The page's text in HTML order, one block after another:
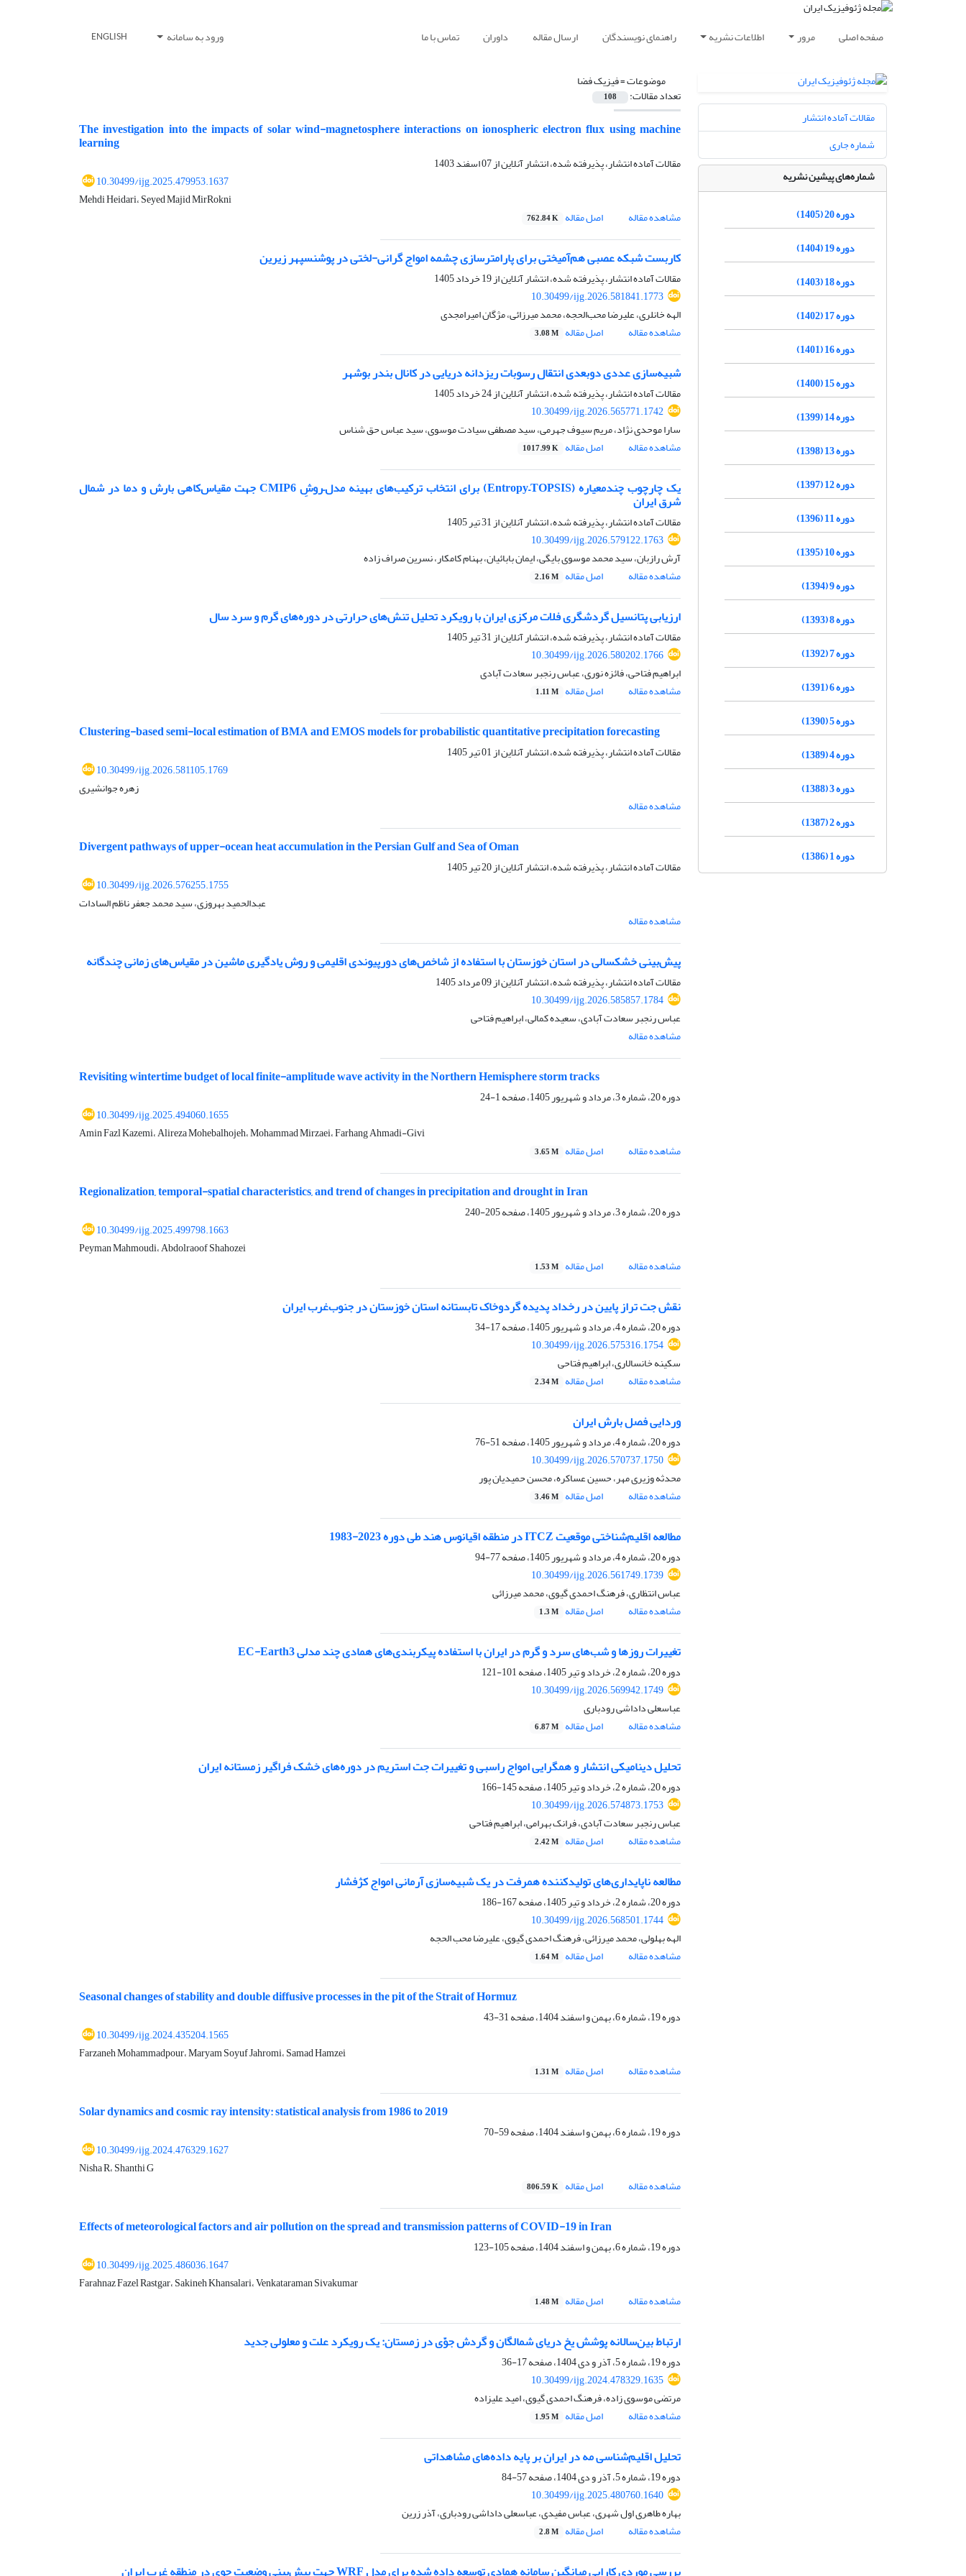
صفحه اصلی مرور اطلاعات نشریه راهنمای نویسندگان ارسال مقاله داوران تماس با ما ورود به سامانه ENGLISH
موضوعات =فیزیک فضا
تعداد مقالات: 108
The investigation into the impacts of solar wind-magnetosphere interactions on ionospheric electron flux using machine
learning
مقالات آماده انتشار، پذیرفته شده، انتشار آنلاین از07 اسفند 1403
10.30499/ijg.2025.479953.1637
Mehdi Heidari، Seyed Majid MirRokni
مشاهده مقاله
اصل مقاله 762.84 K
کاربست شبکه عصبی هم‌آمیختی برای پارامترسازی چشمه امواج گرانی-لختی در پوشن‎سپهر زیرین
مقالات آماده انتشار، پذیرفته شده، انتشار آنلاین از19 خرداد 1405
10.30499/ijg.2026.581841.1773
الهه خانلری، علیرضا محب‌الحجه، محمد میرزائی، مژگان امیرامجدی
مشاهده مقاله
اصل مقاله 3.08 M
شبیه‌سازی عددی دوبعدی انتقال رسوبات ریزدانه دریایی در کانال بندر بوشهر
مقالات آماده انتشار، پذیرفته شده، انتشار آنلاین از24 خرداد 1405
10.30499/ijg.2026.565771.1742
سارا موحدی نژاد، مریم سیوف جهرمی، سید مصطفی سیادت موسوی، سید عباس حق شناس
مشاهده مقاله
اصل مقاله 1017.99 K
یک چارچوب چندمعیاره (Entropy–TOPSIS) برای انتخاب ترکیب‌های بهینه مدل–روشِ CMIP6 جهت مقیاس‌کاهی بارش و دما در شمال
شرق ایران
مقالات آماده انتشار، پذیرفته شده، انتشار آنلاین از31 تیر 1405
10.30499/ijg.2026.579122.1763
آرش رازبان، سید محمد موسوی بایگی، ایمان بابائیان، بهنام کامکار، نسرین صراف زاده
مشاهده مقاله
اصل مقاله 2.16 M
ارزیابی پتانسیل گردشگری فلات مرکزی ایران با رویکرد تحلیل تنش‌های حرارتی در دوره‌های گرم و سرد سال
مقالات آماده انتشار، پذیرفته شده، انتشار آنلاین از31 تیر 1405
10.30499/ijg.2026.580202.1766
ابراهیم فتاحی، فائزه نوری، عباس رنجبر سعادت آبادی
مشاهده مقاله
اصل مقاله 1.11 M
Clustering-based semi-local estimation of BMA and EMOS models for probabilistic quantitative precipitation forecasting
مقالات آماده انتشار، پذیرفته شده، انتشار آنلاین از01 تیر 1405
10.30499/ijg.2026.581105.1769
زهره جوانشیری
مشاهده مقاله
Divergent pathways of upper-ocean heat accumulation in the Persian Gulf and Sea of Oman
مقالات آماده انتشار، پذیرفته شده، انتشار آنلاین از20 تیر 1405
10.30499/ijg.2026.576255.1755
عبدالحمید بهروزی، سید محمد جعفر ناظم السادات
مشاهده مقاله
پیش‌بینی خشکسالی در استان خوزستان با استفاده از شاخص‌های دورپیوندی اقلیمی و روش یادگیری ماشین در مقیاس‌های زمانی چندگانه
مقالات آماده انتشار، پذیرفته شده، انتشار آنلاین از09 مرداد 1405
10.30499/ijg.2026.585857.1784
عباس رنجبر سعادت آبادی، سعیده کمالی، ابراهیم فتاحی
مشاهده مقاله
Revisiting wintertime budget of local finite-amplitude wave activity in the Northern Hemisphere storm tracks
دوره 20، شماره 3، مرداد و شهریور 1405، صفحه
1-24
10.30499/ijg.2025.494060.1655
Amin Fazl Kazemi، Alireza Mohebalhojeh، Mohammad Mirzaei، Farhang Ahmadi-Givi
مشاهده مقاله
اصل مقاله 3.65 M
Regionalization, temporal-spatial characteristics, and trend of changes in precipitation and drought in Iran
دوره 20، شماره 3، مرداد و شهریور 1405، صفحه
205-240
10.30499/ijg.2025.499798.1663
Peyman Mahmoudi، Abdolraoof Shahozei
مشاهده مقاله
اصل مقاله 1.53 M
نقش جت تراز پایین در رخداد پدیده گردوخاک تابستانه استان خوزستان در جنوب‌غرب ایران
دوره 20، شماره 4، مرداد و شهریور 1405، صفحه
17-34
10.30499/ijg.2026.575316.1754
سکینه خانسالاری، ابراهیم فتاحی
مشاهده مقاله
اصل مقاله 2.34 M
وردایی فصل بارش ایران
دوره 20، شماره 4، مرداد و شهریور 1405، صفحه
51-76
10.30499/ijg.2026.570737.1750
محدثه وزیری مهر، حسین عساکره، محسن حمیدیان پور
مشاهده مقاله
اصل مقاله 3.46 M
مطالعه اقلیم‌شناختی موقعیتITCZدر منطقه اقیانوس هند طی دوره 2023-1983
دوره 20، شماره 4، مرداد و شهریور 1405، صفحه
77-94
10.30499/ijg.2026.561749.1739
عباس انتظاری، فرهنگ احمدی گیوی، محمد میرزائی
مشاهده مقاله
اصل مقاله 1.3 M
تغییرات روزها و شب‌های سرد و گرم در ایران با استفاده پیکربندی‌های همادی چند مدلی EC-Earth3
دوره 20، شماره 2، خرداد و تیر 1405، صفحه
101-121
10.30499/ijg.2026.569942.1749
عباسعلی داداشی رودباری
مشاهده مقاله
اصل مقاله 6.87 M
تحلیل دینامیکی انتشار و همگرایی امواج راسبی و تغییرات جت استریم در دوره‌های خشک فراگیر زمستانه ایران
دوره 20، شماره 2، خرداد و تیر 1405، صفحه
145-166
10.30499/ijg.2026.574873.1753
عباس رنجبر سعادت آبادی، فرانک بهرامی، ابراهیم فتاحی
مشاهده مقاله
اصل مقاله 2.42 M
مطالعه ناپایداری‌های تولید‌کننده همرفت در یک شبیه‌سازی آرمانی امواج کژ‌فشار
دوره 20، شماره 2، خرداد و تیر 1405، صفحه
167-186
10.30499/ijg.2026.568501.1744
الهه بهلولی، محمد میرزائی، فرهنگ احمدی گیوی، علیرضا محب الحجه
مشاهده مقاله
اصل مقاله 1.64 M
Seasonal changes of stability and double diffusive processes in the pit of the Strait of Hormuz
دوره 19، شماره 6، بهمن و اسفند 1404، صفحه
31-43
10.30499/ijg.2024.435204.1565
Farzaneh Mohammadpour، Maryam Soyuf Jahromi، Samad Hamzei
مشاهده مقاله
اصل مقاله 1.31 M
Solar dynamics and cosmic ray intensity: statistical analysis from 1986 to 2019
دوره 19، شماره 6، بهمن و اسفند 1404، صفحه
59-70
10.30499/ijg.2024.476329.1627
Nisha R، Shanthi G
مشاهده مقاله
اصل مقاله 806.59 K
Effects of meteorological factors and air pollution on the spread and transmission patterns of COVID-19 in Iran
دوره 19، شماره 6، بهمن و اسفند 1404، صفحه
105-123
10.30499/ijg.2025.486036.1647
Farahnaz Fazel Rastgar، Sakineh Khansalari، Venkataraman Sivakumar
مشاهده مقاله
اصل مقاله 1.48 M
ارتباط بین‌سالانه پوشش یخ دریای شمالگان و گردش جوّی در زمستان: یک رویکرد علت و معلولی جدید
دوره 19، شماره 5، آذر و دی 1404، صفحه
17-36
10.30499/ijg.2024.478329.1635
مرتضی موسوی زاده، فرهنگ احمدی گیوی، امید علیزاده
مشاهده مقاله
اصل مقاله 1.95 M
تحلیل اقلیم‌شناسی مه در ایران بر پایه داده‌های مشاهداتی
دوره 19، شماره 5، آذر و دی 1404، صفحه
57-84
10.30499/ijg.2025.480760.1640
بهاره طاهری اول شهری، عباس مفیدی، عباسعلی داداشی رودباری، آذر زرین
مشاهده مقاله
اصل مقاله 2.8 M
مقالات آماده انتشار
شماره جاری
شماره‌های پیشین نشریه
دوره 20 (1405)
دوره 19 (1404)
دوره 18 (1403)
دوره 17 (1402)
دوره 16 (1401)
دوره 15 (1400)
دوره 14 (1399)
دوره 13 (1398)
دوره 12 (1397)
دوره 11 (1396)
دوره 10 (1395)
دوره 9 (1394)
دوره 8 (1393)
دوره 7 (1392)
دوره 6 (1391)
دوره 5 (1390)
دوره 4 (1389)
دوره 3 (1388)
دوره 2 (1387)
دوره 1 (1386)